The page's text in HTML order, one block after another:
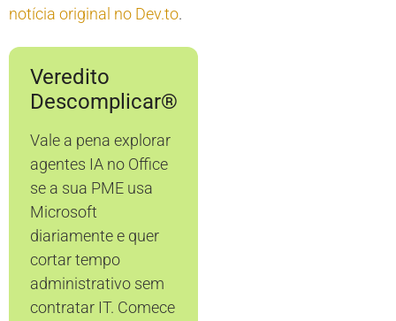
notícia original no Dev.to.
Veredito
Descomplicar®
Vale a pena explorar
agentes IA no Office
se a sua PME usa
Microsoft
diariamente e quer
cortar tempo
administrativo sem
contratar IT. Comece